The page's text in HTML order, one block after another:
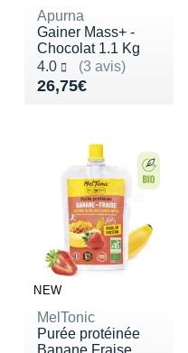
Apurna
Gainer Mass+ -
Chocolat 1.1 Kg
4.0
(3 avis)
Noté 4.0 sur 5
26,75€
Vendu 26,75€
NEW
MelTonic
Purée protéinée
Banane Fraise